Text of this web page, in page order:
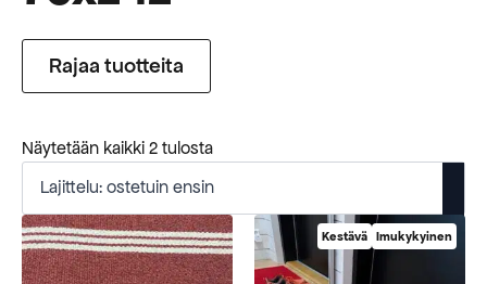
Rajaa tuotteita
Näytetään kaikki 2 tulostaSuosituimmat
Kestävä Imukykyinen